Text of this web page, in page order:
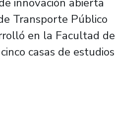
Transporte Público
en la Facultad de
casas de estudios
la Subsecretaría de